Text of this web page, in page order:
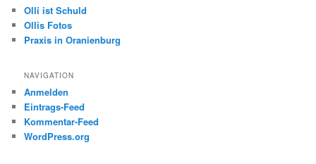
Olli ist Schuld
Ollis Fotos
Praxis in Oranienburg
NAVIGATION
Anmelden
Eintrags-Feed
Kommentar-Feed
WordPress.org